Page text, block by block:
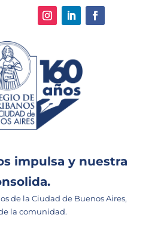
impulsa y nuestra
de la Ciudad de Buenos Aires,
la comunidad.